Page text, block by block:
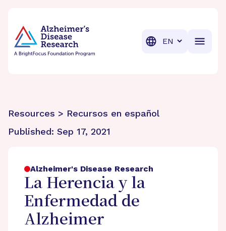
Translation
Resources > Recursos en español
Published: Sep 17, 2021
Alzheimer's Disease Research
La Herencia y la
Enfermedad de
Alzheimer